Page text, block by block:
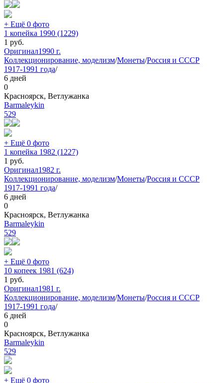
+ Ещё 0 фото
1 копейка 1990 (1229)
1 руб.
Оригинал1990 г.
Коллекционирование, моделизм/Монеты/Россия и СССР
1917-1991 года/
6 дней
0
Красноярск, Ветлужанка
Barmaleykin
529
+ Ещё 0 фото
1 копейка 1982 (1227)
1 руб.
Оригинал1982 г.
Коллекционирование, моделизм/Монеты/Россия и СССР
1917-1991 года/
6 дней
0
Красноярск, Ветлужанка
Barmaleykin
529
+ Ещё 0 фото
10 копеек 1981 (624)
1 руб.
Оригинал1981 г.
Коллекционирование, моделизм/Монеты/Россия и СССР
1917-1991 года/
6 дней
0
Красноярск, Ветлужанка
Barmaleykin
529
+ Ещё 0 фото